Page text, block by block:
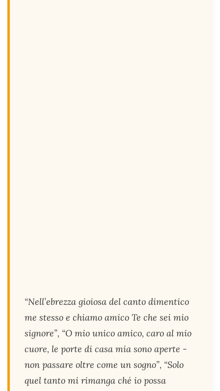
“Nell’ebrezza gioiosa del canto dimentico
me stesso e chiamo amico Te che sei mio
signore”, “O mio unico amico, caro al mio
cuore, le porte di casa mia sono aperte -
non passare oltre come un sogno”, “Solo
quel tanto mi rimanga ché io possa